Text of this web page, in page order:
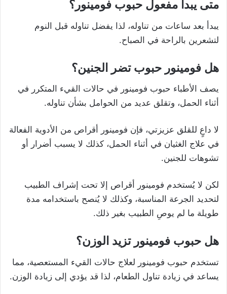
متى يبدأ مفعول حبوب فومينور؟
يبدأ بعد ساعات من تناوله، لذا يفضل تناوله قبل النوم
لتشعرين بالراحة في الصباح.
هل فومينور حبوب تضر الجنين؟
يصف الأطباء حبوب فومينور في حالات القيء المتكرر في
أثناء الحمل، وتقلق عديد من الحوامل بشأن تناوله.
لا داعٍ للقلق عزيزتي، فإن فومينور أقراص من الأدوية الفعالة
في علاج الغثيان في أثناء الحمل، كذلك لا يسبب أضرار أو
تشوهات للجنين.
لكن لا يُستخدم فومينور أقراص إلا تحت إشراف الطبيب
لتحديد الجرعة المناسبة، وكذلك لا يُنصح باستخدامه مدة
طويلة ما لم يوصِ الطبيب بغير ذلك.
هل حبوب فومينور تزيد الوزن؟
تستخدم حبوب فومينور لعلاج حالات القيء المستعصية، مما
يساعد في زيادة تناول الطعام، لذا قد يؤدي إلى زيادة الوزن.